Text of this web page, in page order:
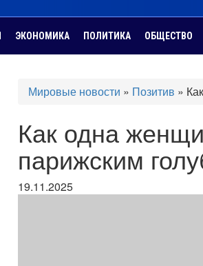
ЭКОНОМИКА ПОЛИТИКА ОБЩЕСТВО
Мировые новости » Позитив »
Как одна
парижским
19.11.2025